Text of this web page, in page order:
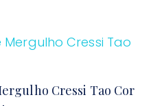
Cressi Tao Cor